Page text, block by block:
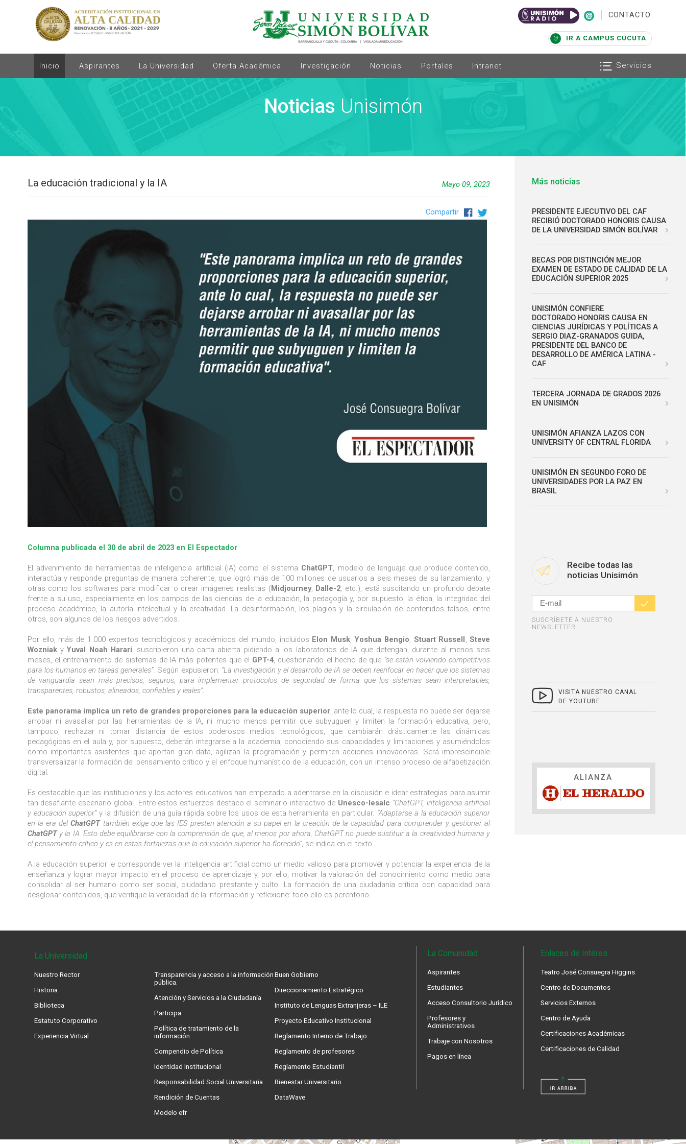
| CONTACTO
IR A CAMPUS CÚCUTA
Inicio Aspirantes La Universidad Oferta Académica Investigación Noticias Portales Intranet Servicios
Noticias Unisimón
La educación tradicional y la IA Mayo 09, 2023
Compartir
Columna publicada el 30 de abril de 2023 en El Espectador
El advenimiento de herramientas de inteligencia artificial (IA) como el sistema ChatGPT, modelo de lenguaje que produce contenido,
interactúa y responde preguntas de manera coherente, que logró más de 100 millones de usuarios a seis meses de su lanzamiento, y
otras como los softwares para modificar o crear imágenes realistas (Midjourney, Dalle-2, etc.), está suscitando un profundo debate
frente a su uso, especialmente en los campos de las ciencias de la educación, la pedagogía y, por supuesto, la ética, la integridad del
proceso académico, la autoría intelectual y la creatividad. La desinformación, los plagios y la circulación de contenidos falsos, entre
otros, son algunos de los riesgos advertidos.
Por ello, más de 1.000 expertos tecnológicos y académicos del mundo, incluidos Elon Musk,Yoshua Bengio, Stuart Russell,Steve
WozniakyYuval Noah Harari, suscribieron una carta abierta pidiendo a los laboratorios de IA que detengan, durante al menos seis
meses, el entrenamiento de sistemas de IA más potentes que el GPT-4, cuestionando el hecho de que “se están volviendo competitivos
para los humanos en tareas generales”. Según expusieron: “La investigación y el desarrollo de IA se deben reenfocar en hacer que los sistemas
de vanguardia sean más precisos, seguros, para implementar protocolos de seguridad de forma que los sistemas sean interpretables,
transparentes, robustos, alineados, confiables y leales”.
Este panorama implica un reto de grandes proporciones para la educación superior, ante lo cual, la respuesta no puede ser dejarse
arrobar ni avasallar por las herramientas de la IA, ni mucho menos permitir que subyuguen y limiten la formación educativa, pero,
tampoco, rechazar ni tomar distancia de estos poderosos medios tecnológicos, que cambiarán drásticamente las dinámicas
pedagógicas en el aula y, por supuesto, deberán integrarse a la academia, conociendo sus capacidades y limitaciones y asumiéndolos
como importantes asistentes que aportan gran data, agilizan la programación y permiten acciones innovadoras. Será imprescindible
transversalizar la formación del pensamiento crítico y el enfoque humanístico de la educación, con un intenso proceso de alfabetización
digital.
Es destacable que las instituciones y los actores educativos han empezado a adentrarse en la discusión e idear estrategias para asumir
tan desafiante escenario global. Entre estos esfuerzos destaco el seminario interactivo de Unesco-Iesalc “ChatGPT, inteligencia artificial
y educación superior”y la difusión de una guía rápida sobre los usos de esta herramienta en particular. “Adaptarse a la educación superior
en la era delChatGPT también exige que las IES presten atención a su papel en la creación de la capacidad para comprender y gestionar al
ChatGPT y la IA. Esto debe equilibrarse con la comprensión de que, al menos por ahora, ChatGPT no puede sustituir a la creatividad humana y
el pensamiento crítico y es en estas fortalezas que la educación superior ha florecido”, se indica en el texto.
A la educación superior le corresponde ver la inteligencia artificial como un medio valioso para promover y potenciar la experiencia de la
enseñanza y lograr mayor impacto en el proceso de aprendizaje y, por ello, motivar la valoración del conocimiento como medio para
consolidar al ser humano como ser social, ciudadano prestante y culto. La formación de una ciudadanía crítica con capacidad para
desglosar contenidos, que verifique la veracidad de la información y reflexione: todo ello es perentorio.
Más noticias
PRESIDENTE EJECUTIVO DEL CAF
RECIBIÓ DOCTORADO HONORIS CAUSA
DE LA UNIVERSIDAD SIMÓN BOLÍVAR
BECAS POR DISTINCIÓN MEJOR
EXAMEN DE ESTADO DE CALIDAD DE LA
EDUCACIÓN SUPERIOR 2025
UNISIMÓN CONFIERE
DOCTORADO HONORIS CAUSA EN
CIENCIAS JURÍDICAS Y POLÍTICAS A
SERGIO DIAZ-GRANADOS GUIDA,
PRESIDENTE DEL BANCO DE
DESARROLLO DE AMÉRICA LATINA -
CAF
TERCERA JORNADA DE GRADOS 2026
EN UNISIMÓN
UNISIMÓN AFIANZA LAZOS CON
UNIVERSITY OF CENTRAL FLORIDA
UNISIMÓN EN SEGUNDO FORO DE
UNIVERSIDADES POR LA PAZ EN
BRASIL
Recibe todas las
noticias Unisimón
SUSCRÍBETE A NUESTRO
NEWSLETTER
VISITA NUESTRO CANAL
DE YOUTUBE
ALIANZA
La Universidad
Nuestro Rector
Historia
Biblioteca
Estatuto Corporativo
Experiencia Virtual
Transparencia y acceso a la información
pública.
Atención y Servicios a la Ciudadanía
Participa
Política de tratamiento de la
información
Compendio de Política
Identidad Institucional
Responsabilidad Social Universitaria
Rendición de Cuentas
Modelo efr
Buen Gobierno
Direccionamiento Estratégico
Instituto de Lenguas Extranjeras – ILE
Proyecto Educativo Institucional
Reglamento Interno de Trabajo
Reglamento de profesores
Reglamento Estudiantil
Bienestar Universitario
DataWave
La Comunidad
Aspirantes
Estudiantes
Acceso Consultorio Jurídico
Profesores y
Administrativos
Trabaje con Nosotros
Pagos en línea
Enlaces de Intéres
Teatro José Consuegra Higgins
Centro de Documentos
Servicios Externos
Centro de Ayuda
Certificaciones Académicas
Certificaciones de Calidad